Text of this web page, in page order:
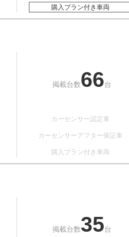
購入プラン付き車両
掲載台数66台
カーセンサー認定車
カーセンサーアフター保証車
購入プラン付き車両
掲載台数35台